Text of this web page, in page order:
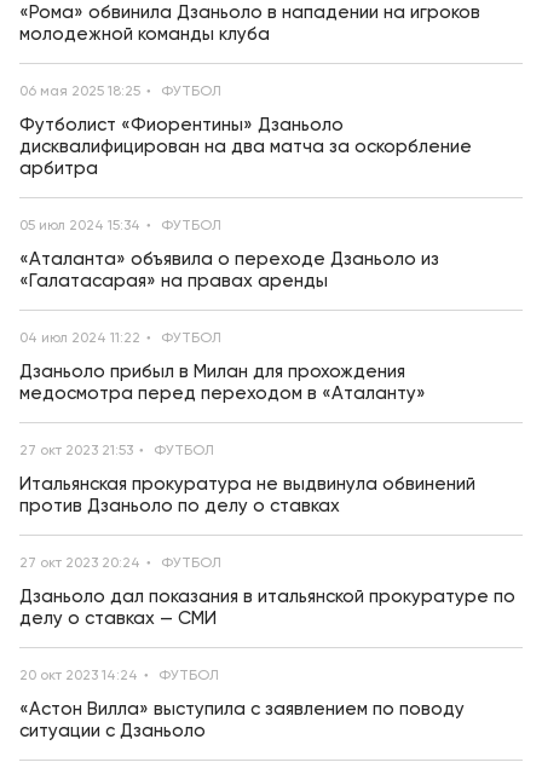
«Рома» обвинила Дзаньоло в нападении на игроков
молодежной команды клуба
06 мая 2025 18:25 ФУТБОЛ
Футболист «Фиорентины» Дзаньоло
дисквалифицирован на два матча за оскорбление
арбитра
05 июл 2024 15:34 ФУТБОЛ
«Аталанта» объявила о переходе Дзаньоло из
«Галатасарая» на правах аренды
04 июл 2024 11:22 ФУТБОЛ
Дзаньоло прибыл в Милан для прохождения
медосмотра перед переходом в «Аталанту»
27 окт 2023 21:53 ФУТБОЛ
Итальянская прокуратура не выдвинула обвинений
против Дзаньоло по делу о ставках
27 окт 2023 20:24 ФУТБОЛ
Дзаньоло дал показания в итальянской прокуратуре по
делу о ставках — СМИ
20 окт 2023 14:24 ФУТБОЛ
«Астон Вилла» выступила с заявлением по поводу
ситуации с Дзаньоло